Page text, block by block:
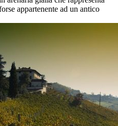
appartenente ad un antico